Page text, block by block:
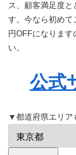
ス、顧客満足度と
す。今なら初めて
円OFFになりま
い。
公式
▼都道府県エリア